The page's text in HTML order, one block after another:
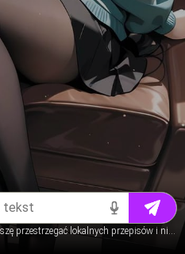
Wszystko, co mówi AI, jest wymysł! Proszę przestrzegać lokalnych przepisów i nie rozmawiaj o treściach dotyczącących nieletnich.